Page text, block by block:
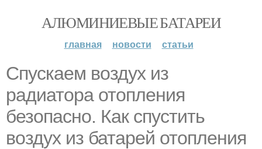
АЛЮМИНИЕВЫЕ БАТАРЕИ
главная новости статьи
Спускаем воздух из
радиатора отопления
безопасно. Как спустить
воздух из батарей отопления